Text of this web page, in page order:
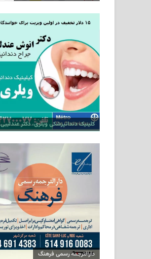
کلینیک دندانپزشکی ویلری، دکتر عندلیبی
دارالترجمه رسمی فرهنگ